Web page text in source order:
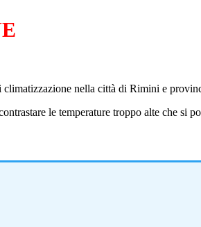
climatizzazione nella città di Rimini e
le temperature troppo alte che si